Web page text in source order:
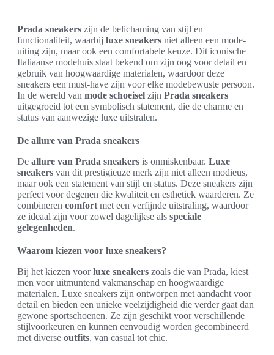
Prada sneakers zijn de belichaming van stijl en
functionaliteit, waarbij luxe sneakers niet alleen een mode-
uiting zijn, maar ook een comfortabele keuze. Dit iconische
Italiaanse modehuis staat bekend om zijn oog voor detail en
gebruik van hoogwaardige materialen, waardoor deze
sneakers een must-have zijn voor elke modebewuste persoon.
In de wereld van mode schoeisel zijn Prada sneakers
uitgegroeid tot een symbolisch statement, die de charme en
status van aanwezige luxe uitstralen.
De allure van Prada sneakers
De allure van Prada sneakers is onmiskenbaar. Luxe
sneakers van dit prestigieuze merk zijn niet alleen modieus,
maar ook een statement van stijl en status. Deze sneakers zijn
perfect voor degenen die kwaliteit en esthetiek waarderen. Ze
combineren comfort met een verfijnde uitstraling, waardoor
ze ideaal zijn voor zowel dagelijkse als speciale
gelegenheden.
Waarom kiezen voor luxe sneakers?
Bij het kiezen voorluxe sneakers zoals die van Prada, kiest
men voor uitmuntend vakmanschap en hoogwaardige
materialen. Luxe sneakers zijn ontworpen met aandacht voor
detail en bieden een unieke veelzijdigheid die verder gaat dan
gewone sportschoenen. Ze zijn geschikt voor verschillende
stijlvoorkeuren en kunnen eenvoudig worden gecombineerd
met diverse outfits, van casual tot chic.